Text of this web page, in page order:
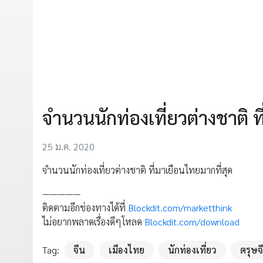
จำนวนนักท่องเที่ยวต่างชาติ
25 ม.ค. 2020
จำนวนนักท่องเที่ยวต่างชาติ ที่มาเยือนไทยมากที่สุด
—————
ติดตามอีกช่องทางได้ที่ Blockdit.com/marketthink
ไม่อยากพลาดเรื่องดีๆโหลด Blockdit.com/download
Tag: จีน เมืองไทย นักท่องเที่ยว ตรุษ